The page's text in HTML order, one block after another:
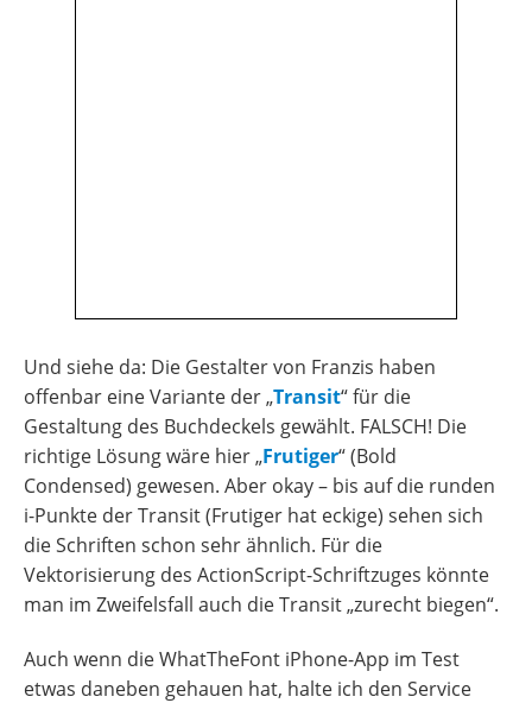
Und siehe da: Die Gestalter von Franzis haben
offenbar eine Variante der „Transit“ für die
Gestaltung des Buchdeckels gewählt. FALSCH! Die
richtige Lösung wäre hier „Frutiger“ (Bold
Condensed) gewesen. Aber okay – bis auf die runden
i-Punkte der Transit (Frutiger hat eckige) sehen sich
die Schriften schon sehr ähnlich. Für die
Vektorisierung des ActionScript-Schriftzuges könnte
man im Zweifelsfall auch die Transit „zurecht biegen“.
Auch wenn die WhatTheFont iPhone-App im Test
etwas daneben gehauen hat, halte ich den Service